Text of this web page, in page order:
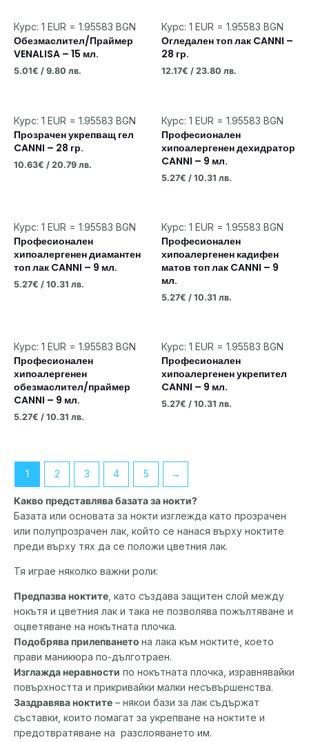
Курс: 1 EUR = 1.95583 BGN
Обезмаслител/Праймер
VENALISA – 15 мл.
5.01€ / 9.80 лв.
Курс: 1 EUR = 1.95583 BGN
Огледален топ лак CANNI –
28 гр.
12.17€ / 23.80 лв.
Курс: 1 EUR = 1.95583 BGN
Прозрачен укрепващ гел
CANNI – 28 гр.
10.63€ / 20.79 лв.
Курс: 1 EUR = 1.95583 BGN
Професионален
хипоалергенен дехидратор
CANNI – 9 мл.
5.27€ / 10.31 лв.
Курс: 1 EUR = 1.95583 BGN
Професионален
хипоалергенен диамантен
топ лак CANNI – 9 мл.
5.27€ / 10.31 лв.
Курс: 1 EUR = 1.95583 BGN
Професионален
хипоалергенен кадифен
матов топ лак CANNI – 9
мл.
5.27€ / 10.31 лв.
Курс: 1 EUR = 1.95583 BGN
Професионален
хипоалергенен
обезмаслител/праймер
CANNI – 9 мл.
5.27€ / 10.31 лв.
Курс: 1 EUR = 1.95583 BGN
Професионален
хипоалергенен укрепител
CANNI – 9 мл.
5.27€ / 10.31 лв.
1 2 3 4 5 →
Какво представлява базата за нокти?
Базата или основата за нокти изглежда като прозрачен
или полупрозрачен лак, който се нанася върху ноктите
преди върху тях да се положи цветния лак.
Тя играе няколко важни роли:
Предпазва ноктите , като създава защитен слой между
нокътя и цветния лак и така не позволява пожълтяване и
оцветяване на нокътната плочка.
Подобрява прилепването на лака към ноктите, което
прави маникюра по-дълготраен.
Изглажда неравности по нокътната плочка, изравнявайки
повърхността и прикривайки малки несъвършенства.
Заздравява ноктите – някои бази за лак съдържат
съставки, които помагат за укрепване на ноктите и
предотвратяване на разслояването им.